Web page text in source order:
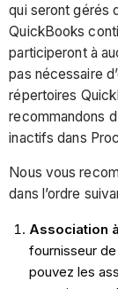
qui seront gérés
QuickBooks
participeront à
pas nécessaire
répertoires
recommandons
inactifs dans
Nous vous
dans l’ordre
Association
fournisseur
pouvez les